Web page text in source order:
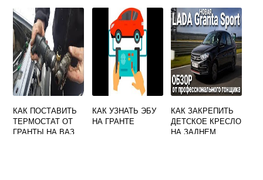
КЛАПАННОЙ
КАК ПОСТАВИТЬ
ТЕРМОСТАТ ОТ
ГРАНТЫ НА ВАЗ
КАК УЗНАТЬ ЭБУ
НА ГРАНТЕ
КАК ЗАКРЕПИТЬ
ДЕТСКОЕ КРЕСЛО
НА ЗАДНЕМ